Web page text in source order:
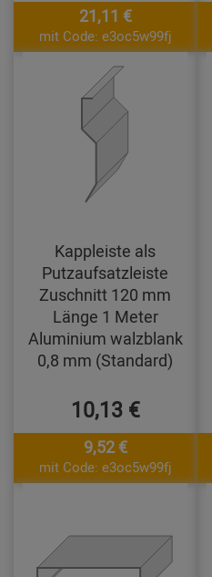
21,11 €
mit Code: e3oc5w99fj
Kappleiste als
Putzaufsatzleiste
Zuschnitt 120 mm
Länge 1 Meter
Aluminium walzblank
0,8 mm (Standard)
10,13 €
9,52 €
mit Code: e3oc5w99fj